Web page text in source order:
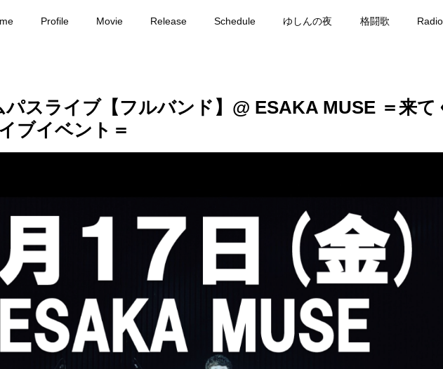
Profile Movie Release Schedule ゆしんの夜 格闘歌 Radio
スライブ【フルバンド】@ ESAKA MUSE ＝来
ブイベント＝